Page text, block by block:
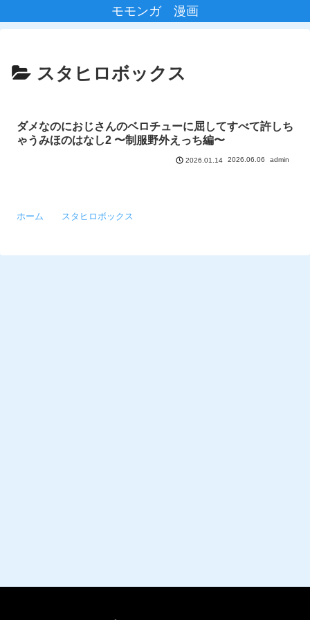
モモンガ 漫画
スタヒロボックス
ダメなのにおじさんのベロチューに屈してすべて許しち
ゃうみほのはなし2 〜制服野外えっち編〜
2026.01.14 2026.06.06 admin
ホーム スタヒロボックス